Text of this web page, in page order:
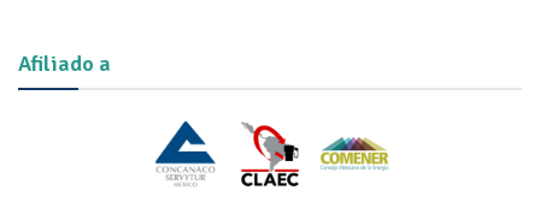
Afiliado a